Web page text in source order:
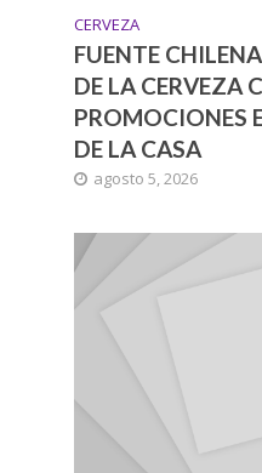
CERVEZA
FUENTE
DE LA CERVEZA
PROMOCIONES
DE LA CASA
agosto 5, 2026